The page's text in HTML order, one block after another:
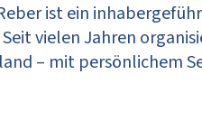
ist ein
vielen Jahren
– mit persönlichem